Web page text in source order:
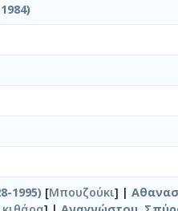
1995) [Μπουζούκι] |